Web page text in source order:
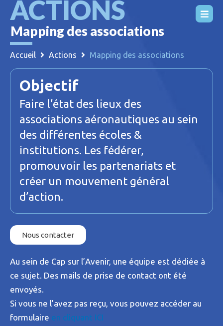
Skip
content
ACTIONS
Mapping des associations
Accueil Actions Mapping des associations
Objectif
Faire l’état des lieux des
associations aéronautiques au sein
des différentes écoles &
institutions. Les fédérer,
promouvoir les partenariats et
créer un mouvement général
d’action.
Nous contacter
Au sein de Cap sur l’Avenir, une équipe est dédiée à
ce sujet. Des mails de prise de contact ont été
envoyés.
Si vous ne l’avez pas reçu, vous pouvez accéder au
formulaire en cliquant ICI